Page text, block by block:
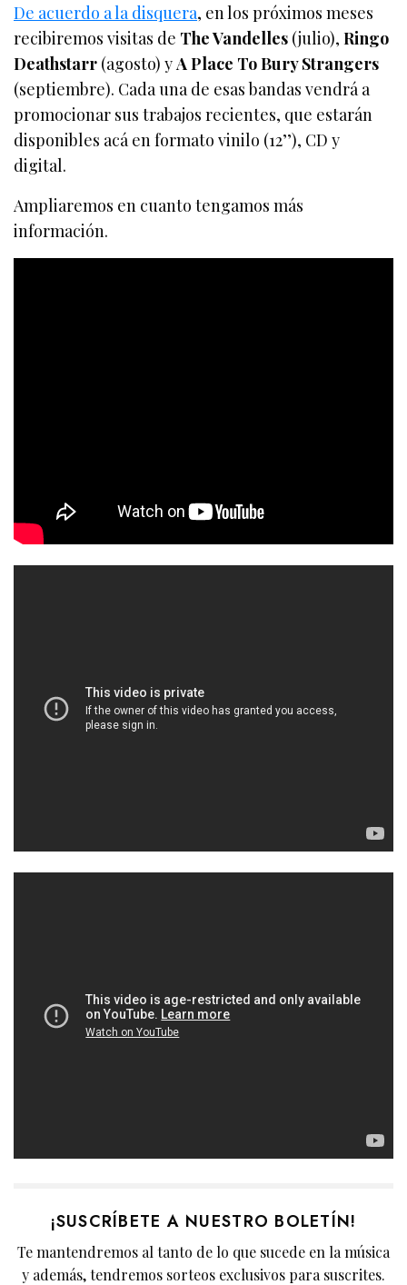
De acuerdo a la disquera, en los próximos meses
recibiremos visitas de The Vandelles (julio),Ringo
Deathstarr (agosto) yA Place To Bury Strangers
(septiembre). Cada una de esas bandas vendrá a
promocionar sus trabajos recientes, que estarán
disponibles acá en formato vinilo (12’’), CD y
digital.
Ampliaremos en cuanto tengamos más
información.
¡SUSCRÍBETE A NUESTRO BOLETÍN!
Te mantendremos al tanto de lo que sucede en la música
y además, tendremos sorteos exclusivos para suscrites.